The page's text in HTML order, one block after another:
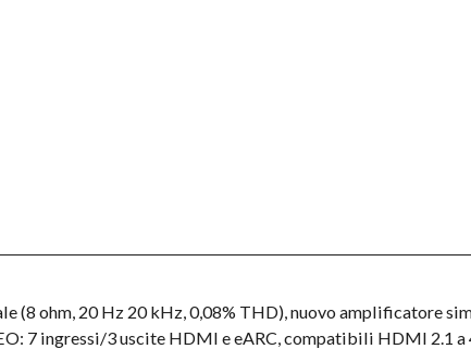
(8 ohm, 20 Hz 20 kHz, 0,08% THD), nuovo amplificatore
7 ingressi/3 uscite HDMI e eARC, compatibili HDMI 2.1